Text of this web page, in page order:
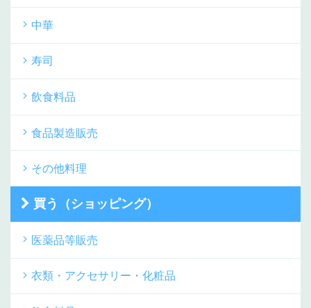
中華
寿司
飲食料品
食品製造販売
その他料理
買う（ショッピング）
医薬品等販売
衣類・アクセサリー・化粧品